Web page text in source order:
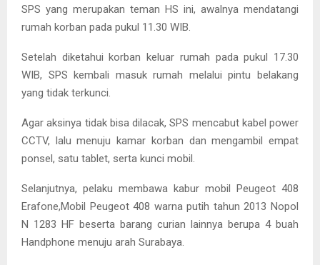
SPS yang merupakan teman HS ini, awalnya mendatangi
rumah korban pada pukul 11.30 WIB.
Setelah diketahui korban keluar rumah pada pukul 17.30
WIB, SPS kembali masuk rumah melalui pintu belakang
yang tidak terkunci.
Agar aksinya tidak bisa dilacak, SPS mencabut kabel power
CCTV, lalu menuju kamar korban dan mengambil empat
ponsel, satu tablet, serta kunci mobil.
Selanjutnya, pelaku membawa kabur mobil Peugeot 408
Erafone,Mobil Peugeot 408 warna putih tahun 2013 Nopol
N 1283 HF beserta barang curian lainnya berupa 4 buah
Handphone menuju arah Surabaya.